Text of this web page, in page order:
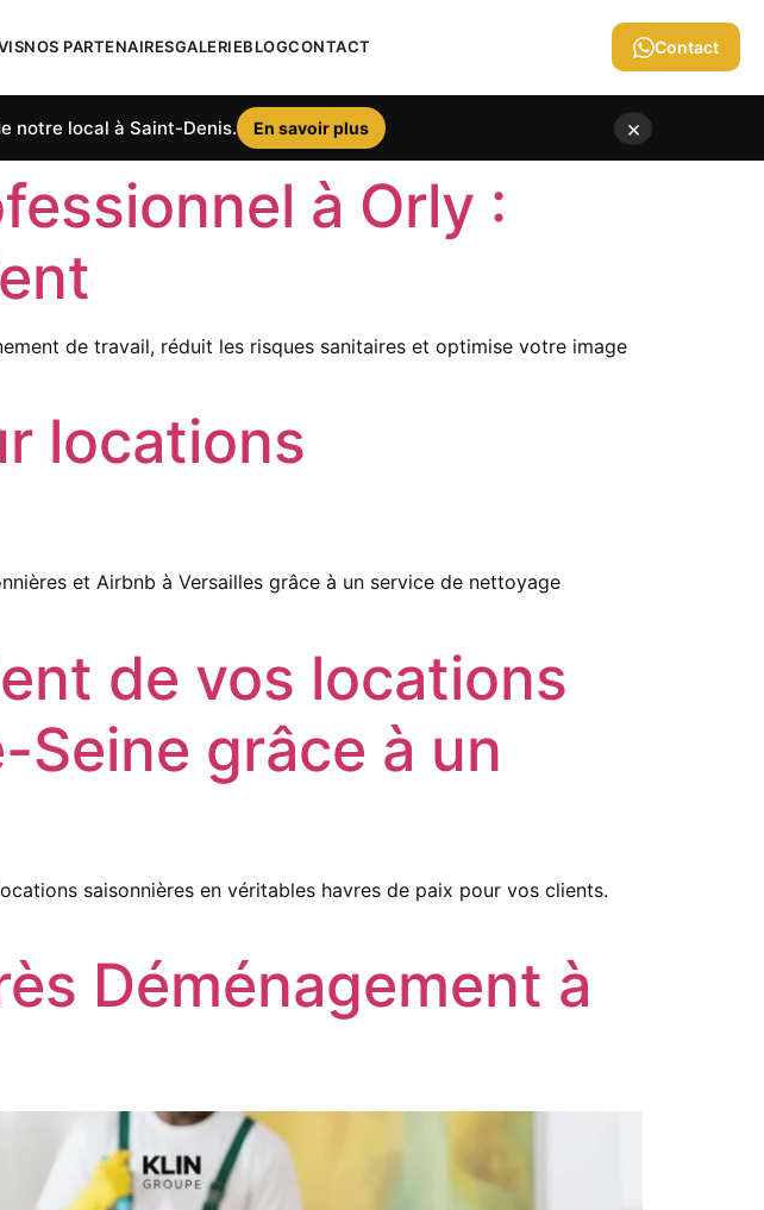
NOS PARTENAIRESGALERIEBLOGCONTACT Contact
notre local à Saint-Denis. En savoir plus ×
à Orly :
de travail, réduit les risques sanitaires et optimise votre image
locations
et Airbnb à Versailles grâce à un service de nettoyage
de vos locations
grâce à un
saisonnières en véritables havres de paix pour vos clients.
Déménagement à